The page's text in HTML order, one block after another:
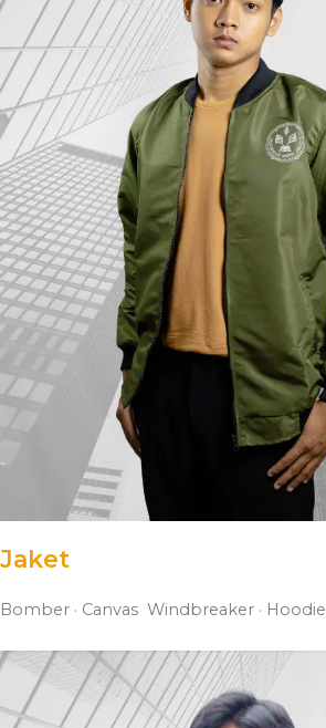
Jaket
Bomber · Canvas Windbreaker · Hoodie